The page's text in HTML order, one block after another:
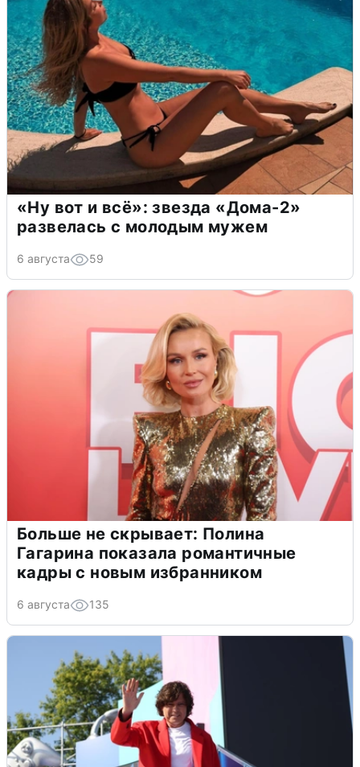
«Ну вот и всё»: звезда «Дома-2»
развелась с молодым мужем
6 августа 59
Больше не скрывает: Полина
Гагарина показала романтичные
кадры с новым избранником
6 августа 135